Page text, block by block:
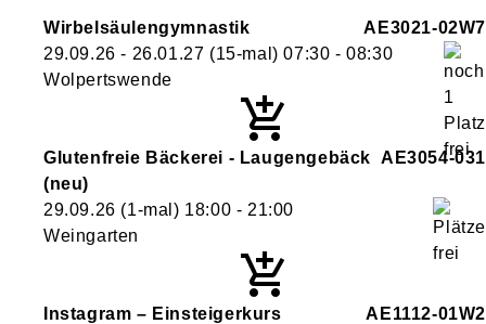
Wirbelsäulengymnastik
AE3021-02W7
29.09.26 - 26.01.27 (15-mal)07:30 - 08:30
Wolpertswende
Glutenfreie Bäckerei - Laugengebäck AE3054-031
neu
29.09.26 (1-mal) 18:00 - 21:00
Weingarten
Instagram – Einsteigerkurs
AE1112-01W2